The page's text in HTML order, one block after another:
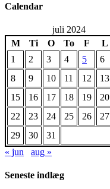
Calendar
juli 2024
M
Ti O To F L
1
2 3 4 5 6
8
9 10 11 12 13
15
16 17 18 19 20
22
23 24 25 26 27
29
30
31
« jun
aug »
Seneste indlæg